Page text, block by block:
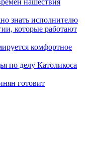
знать исполнителю
которые работают
комфортное
по делу Католикоса
готовит